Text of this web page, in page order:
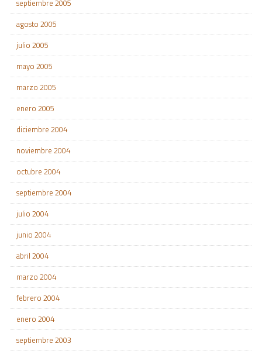
septiembre 2005
agosto 2005
julio 2005
mayo 2005
marzo 2005
enero 2005
diciembre 2004
noviembre 2004
octubre 2004
septiembre 2004
julio 2004
junio 2004
abril 2004
marzo 2004
febrero 2004
enero 2004
septiembre 2003